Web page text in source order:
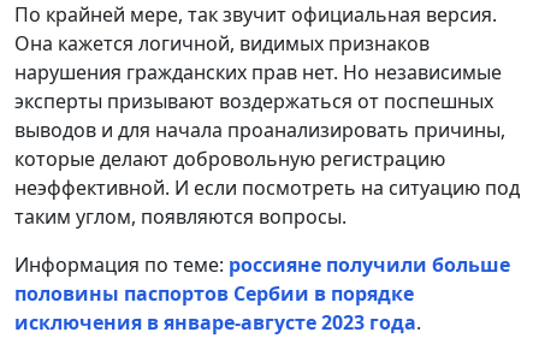
По крайней мере, так звучит официальная версия.
Она кажется логичной, видимых признаков
нарушения гражданских прав нет. Но независимые
эксперты призывают воздержаться от поспешных
выводов и для начала проанализировать причины,
которые делают добровольную регистрацию
неэффективной. И если посмотреть на ситуацию под
таким углом, появляются вопросы.
Информация по теме: россияне получили больше
половины паспортов Сербии в порядке
исключения в январе-августе 2023 года.